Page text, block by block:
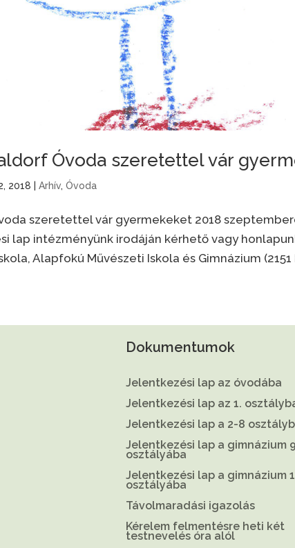
Óvoda szeretettel vár
2018 Arhív, Óvoda
szeretettel vár gyermekeket 2018
lap intézményünk irodáján kérhető vagy
Alapfokú Művészeti Iskola és Gimnázium (2151
Dokumentumok
Jelentkezési lap az óvodába
Jelentkezési lap az 1.
Jelentkezési lap a 2-8
Jelentkezési lap a gimnázium
osztályába
Jelentkezési lap a gimnázium
osztályába
Távolmaradási igazolás
Kérelem felmentésre heti két
testnevelés óra alól